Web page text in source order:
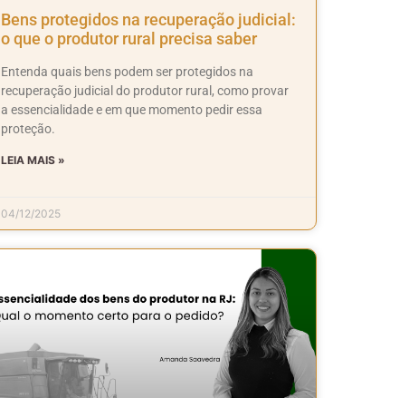
Bens protegidos na recuperação judicial:
o que o produtor rural precisa saber
Entenda quais bens podem ser protegidos na
recuperação judicial do produtor rural, como provar
a essencialidade e em que momento pedir essa
proteção.
LEIA MAIS »
04/12/2025